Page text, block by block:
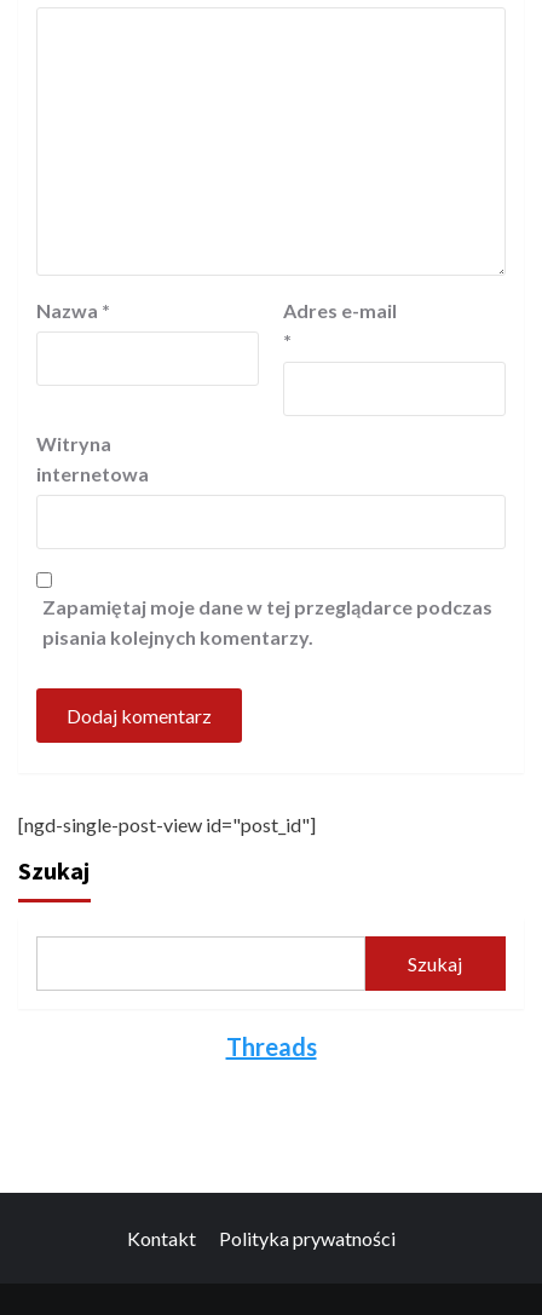
Nazwa *
Adres e-mail
*
Witryna
internetowa
Zapamiętaj moje dane w tej przeglądarce podczas
pisania kolejnych komentarzy.
[ngd-single-post-view id="post_id"]
Szukaj
Szukaj
Threads
Kontakt Polityka prywatności